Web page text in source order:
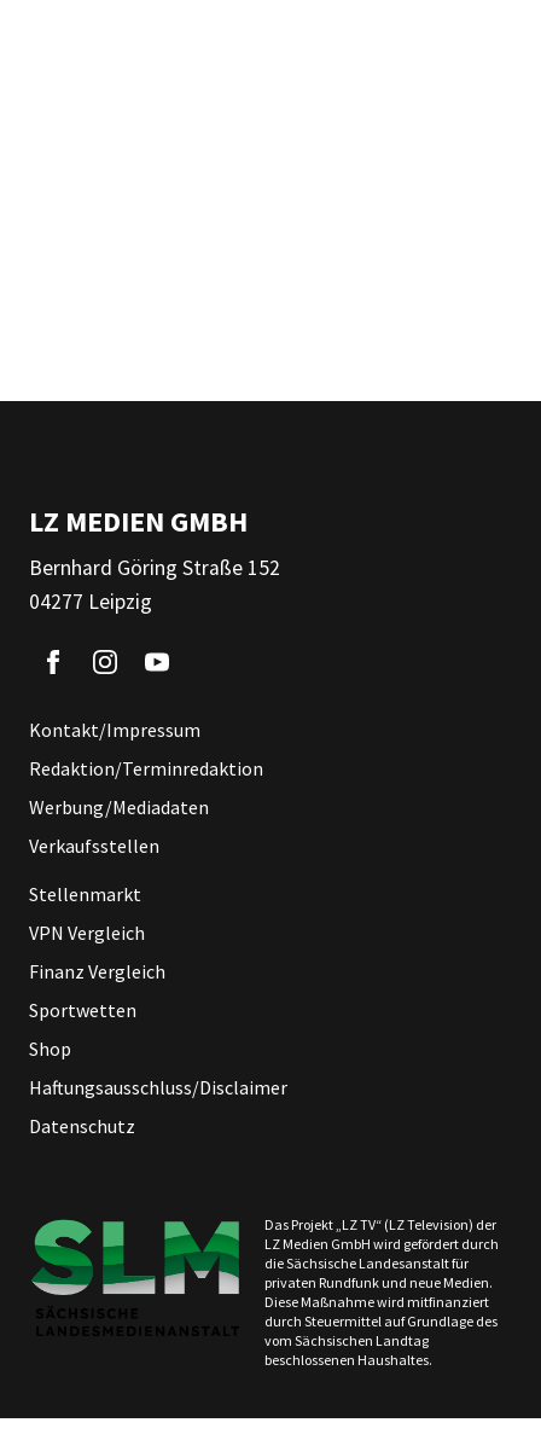
LZ MEDIEN GMBH
Bernhard Göring Straße 152
04277 Leipzig
Kontakt/Impressum
Redaktion/Terminredaktion
Werbung/Mediadaten
Verkaufsstellen
Stellenmarkt
VPN Vergleich
Finanz Vergleich
Sportwetten
Shop
Haftungsausschluss/Disclaimer
Datenschutz
Das Projekt „LZ TV“ (LZ Television) der
LZ Medien GmbH wird gefördert durch
die Sächsische Landesanstalt für
privaten Rundfunk und neue Medien.
Diese Maßnahme wird mitfinanziert
durch Steuermittel auf Grundlage des
vom Sächsischen Landtag
beschlossenen Haushaltes.